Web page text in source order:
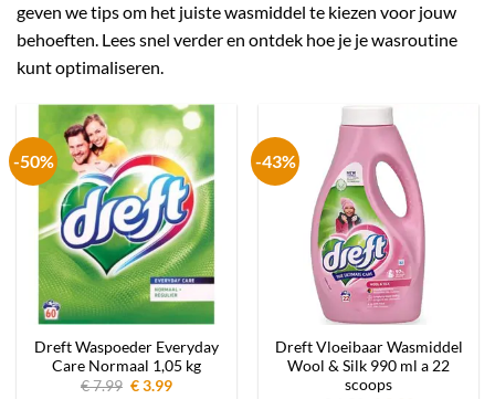
geven we tips om het juiste wasmiddel te kiezen voor jouw
behoeften. Lees snel verder en ontdek hoe je je wasroutine
kunt optimaliseren.
-50%
Dreft Waspoeder Everyday
Care Normaal 1,05 kg
€7.99 Oorspronkelijke
€3.99Huidige
-43%
Dreft Vloeibaar Wasmiddel
Wool & Silk 990 ml a 22
scoops